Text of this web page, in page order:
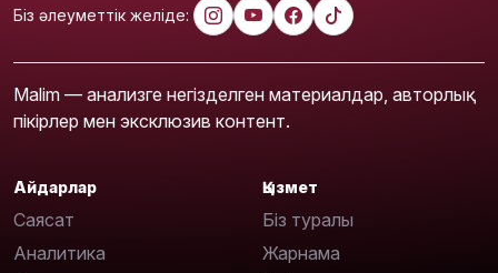
Біз әлеуметтік желіде:
Malim — анализге негізделген материалдар, авторлық
пікірлер мен эксклюзив контент.
Айдарлар
Саясат
Аналитика
Қызмет
Біз туралы
Жарнама